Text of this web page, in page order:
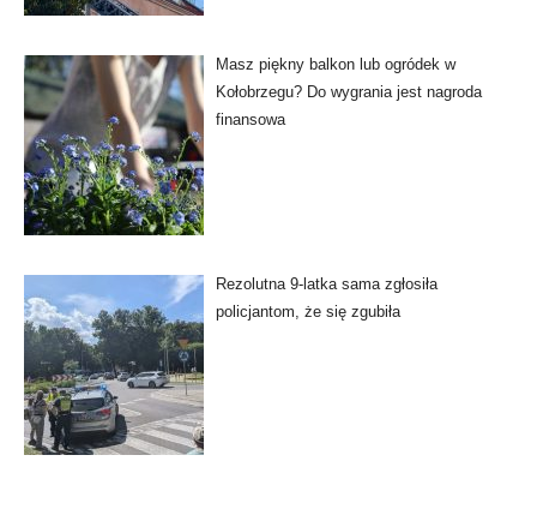
Masz piękny balkon lub ogródek w
Kołobrzegu? Do wygrania jest nagroda
finansowa
Rezolutna 9-latka sama zgłosiła
policjantom, że się zgubiła